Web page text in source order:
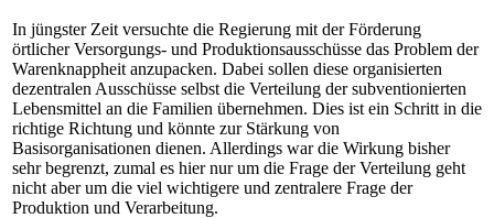
In jüngster Zeit versuchte die Regierung mit der Förderung
örtlicher Versorgungs- und Produktionsausschüsse das Problem der
Warenknappheit anzupacken. Dabei sollen diese organisierten
dezentralen Ausschüsse selbst die Verteilung der subventionierten
Lebensmittel an die Familien übernehmen. Dies ist ein Schritt in die
richtige Richtung und könnte zur Stärkung von
Basisorganisationen dienen. Allerdings war die Wirkung bisher
sehr begrenzt, zumal es hier nur um die Frage der Verteilung geht
nicht aber um die viel wichtigere und zentralere Frage der
Produktion und Verarbeitung.